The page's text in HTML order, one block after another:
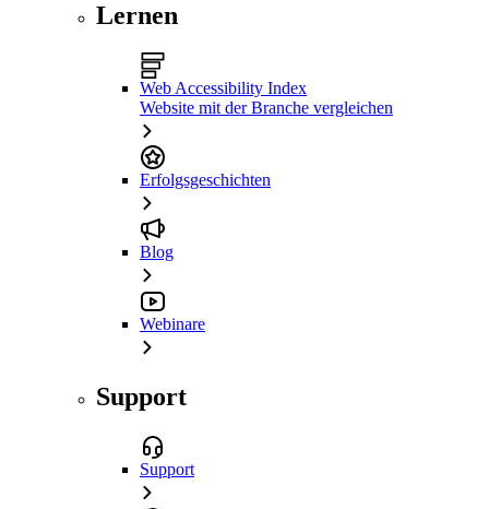
Lernen
Web Accessibility Index
Website mit der Branche vergleichen
Erfolgsgeschichten
Blog
Webinare
Support
Support